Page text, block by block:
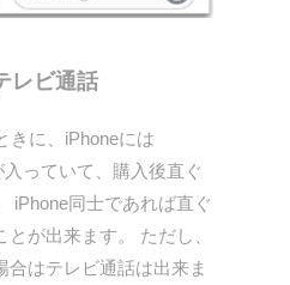
レビ通話
に、iPhoneには
っていて、購入後直ぐ
iPhone同士であれば直ぐ
が出来ます。 ただし、
合はテレビ通話は出来ま